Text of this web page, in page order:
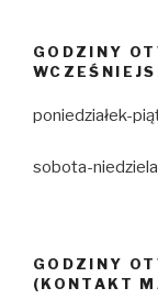
GODZINY
poniedziałek-
sobota-
GODZINY
(KONTAKT